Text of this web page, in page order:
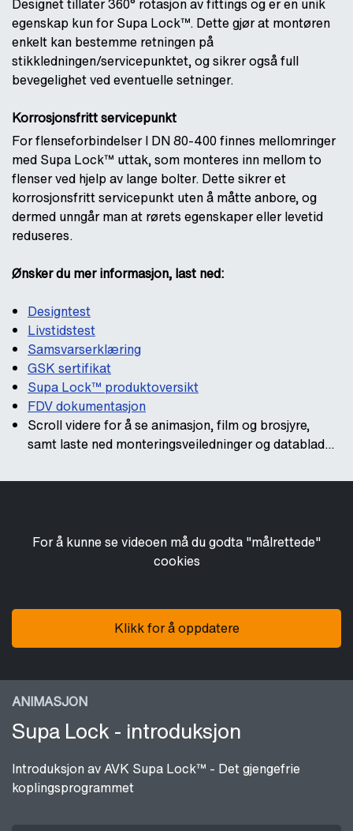
Designet tillater 360° rotasjon av fittings og er en unik
egenskap kun for Supa Lock™. Dette gjør at montøren
enkelt kan bestemme retningen på
stikkledningen/servicepunktet, og sikrer også full
bevegelighet ved eventuelle setninger.
Korrosjonsfritt servicepunkt
For flenseforbindelser I DN 80-400 finnes mellomringer
med Supa Lock™ uttak, som monteres inn mellom to
flenser ved hjelp av lange bolter. Dette sikrer et
korrosjonsfritt servicepunkt uten å måtte anbore, og
dermed unngår man at rørets egenskaper eller levetid
reduseres.
Ønsker du mer informasjon, last ned:
Designtest
Livstidstest
Samsvarserklæring
GSK sertifikat
Supa Lock™ produktoversikt
FDV dokumentasjon
Scroll videre for å se animasjon, film og brosjyre,
samt laste ned monteringsveiledninger og datablad...
For å kunne se videoen må du godta "målrettede"
cookies
Klikk for å oppdatere
ANIMASJON
Supa Lock - introduksjon
Introduksjon av AVK Supa Lock™ - Det gjengefrie
koplingsprogrammet